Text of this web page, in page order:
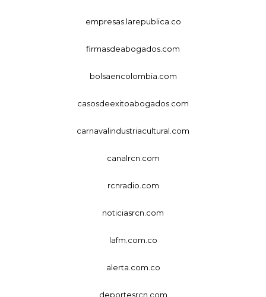
empresas.larepublica.co
firmasdeabogados.com
bolsaencolombia.com
casosdeexitoabogados.com
carnavalindustriacultural.com
canalrcn.com
rcnradio.com
noticiasrcn.com
lafm.com.co
alerta.com.co
deportesrcn.com